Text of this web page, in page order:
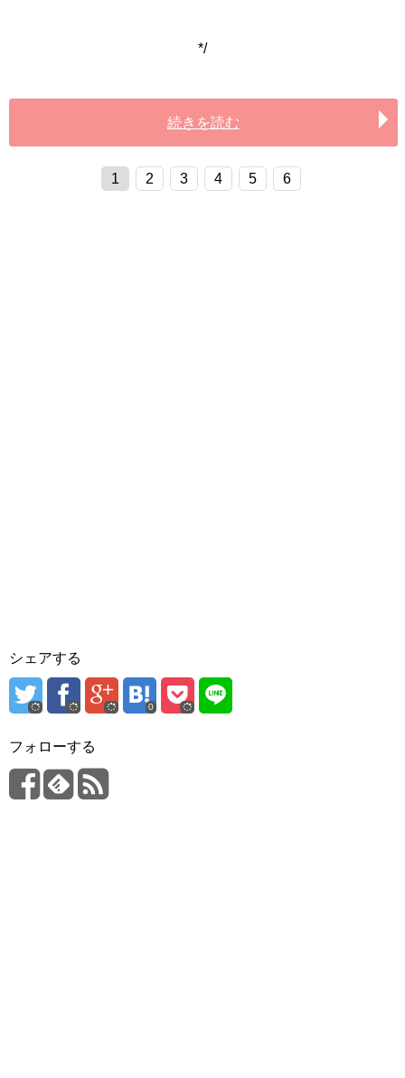
*/
続きを読む
1 2 3 4 5 6
シェアする
0
フォローする